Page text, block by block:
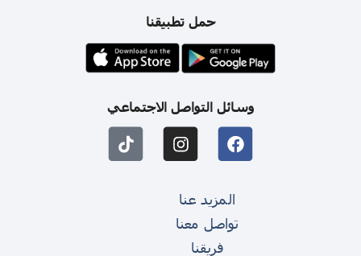
حمل تطبيقنا
وسائل التواصل الاجتماعي
المزيد عنا
تواصل معنا
فريقنا